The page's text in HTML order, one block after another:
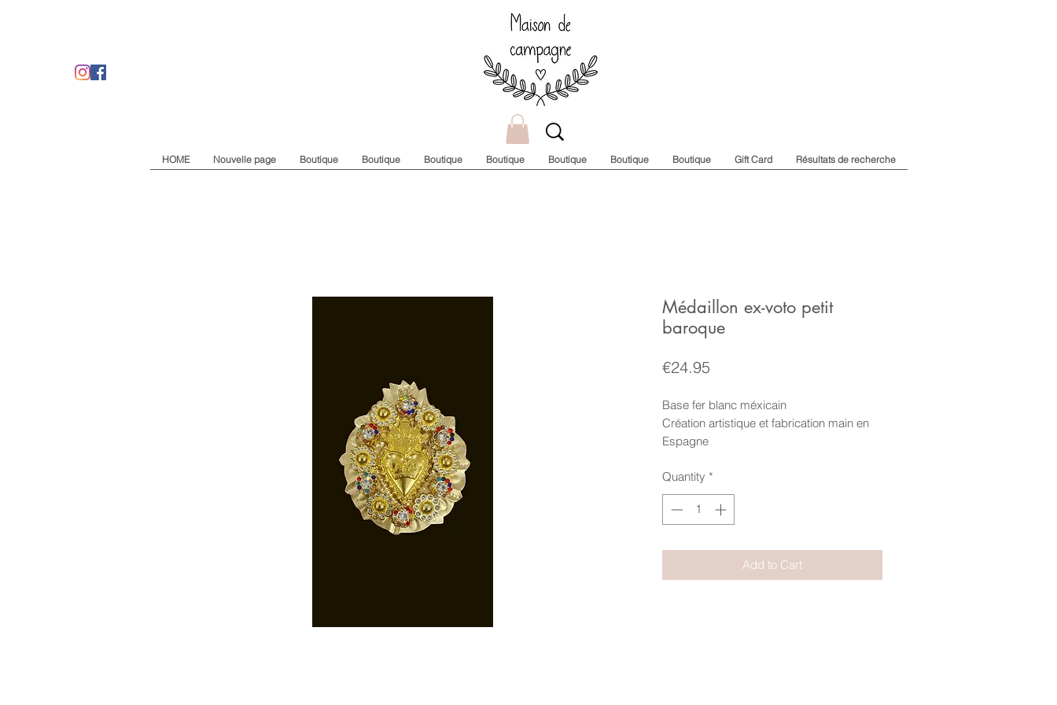
HOME Nouvelle page Boutique Boutique Boutique Boutique Boutique Boutique Boutique Gift Card Résultats de recherche
Médaillon ex-voto petit
baroque
€24.95
Base fer blanc méxicain
Création artistique et fabrication main en
Espagne
7.5X6.5cm
Quantity *
Add to Cart